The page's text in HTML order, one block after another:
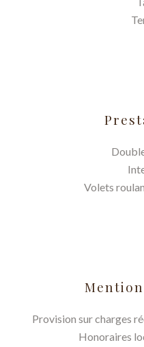
Volets
Provision sur charges
Honoraires